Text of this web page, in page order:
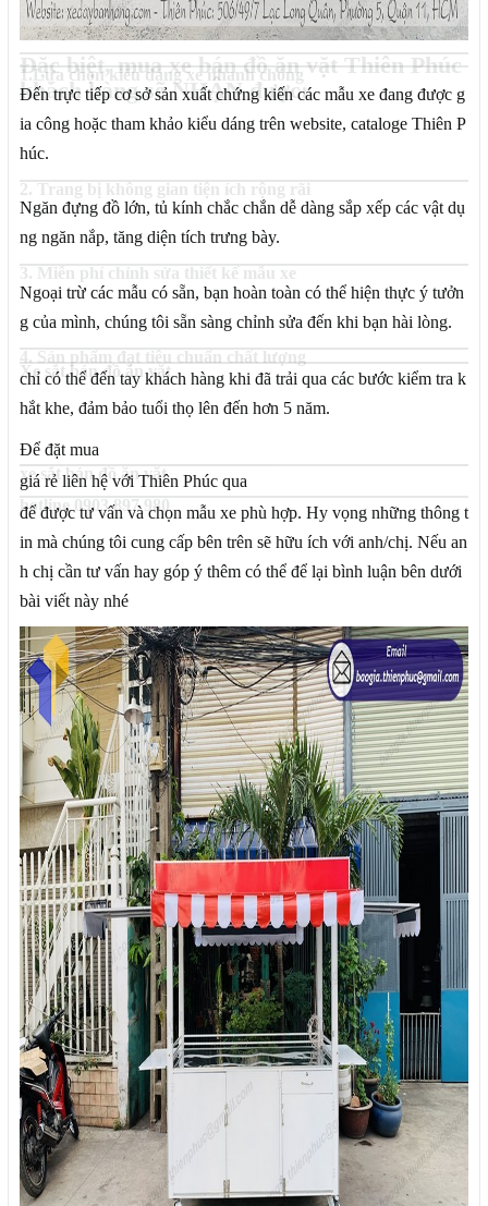
Đặc biệt, mua xe bán đồ ăn vặt Thiên Phúc
khách hàng sẽ NHẬN được:
1.Lựa chọn kiểu dáng xe nhanh chóng
Đến trực tiếp cơ sở sản xuất chứng kiến các mẫu xe đang được g
ia công hoặc tham khảo kiểu dáng trên website, cataloge Thiên P
húc.
2. Trang bị không gian tiện ích rộng rãi
Ngăn đựng đồ lớn, tủ kính chắc chắn dễ dàng sắp xếp các vật dụ
ng ngăn nắp, tăng diện tích trưng bày.
3. Miễn phí chỉnh sửa thiết kế mẫu xe
Ngoại trừ các mẫu có sẵn, bạn hoàn toàn có thể hiện thực ý tưởn
g của mình, chúng tôi sẵn sàng chỉnh sửa đến khi bạn hài lòng.
4. Sản phẩm đạt tiêu chuẩn chất lượng
Xe sắt bán đồ ăn vặt
chỉ có thể đến tay khách hàng khi đã trải qua các bước kiểm tra k
hắt khe, đảm bảo tuổi thọ lên đến hơn 5 năm.
Để đặt mua
xe sắt bán đồ ăn vặt
giá rẻ liên hệ với Thiên Phúc qua
hotline 0903 897 980
để được tư vấn và chọn mẫu xe phù hợp. Hy vọng những thông t
in mà chúng tôi cung cấp bên trên sẽ hữu ích với anh/chị. Nếu an
h chị cần tư vấn hay góp ý thêm có thể để lại bình luận bên dưới
bài viết này nhé